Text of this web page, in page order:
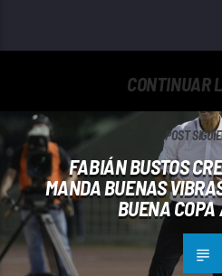
CONTINUAR
POST
FABIÁN BUSTOS
MANDA BUENAS
BUENA COPA